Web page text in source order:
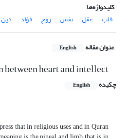
کلیدواژه‌ها
قلب
عقل نفس روح فؤاد دین
عنوان مقاله English
heart and intellect
چکیده English
that in religious uses and in Quran